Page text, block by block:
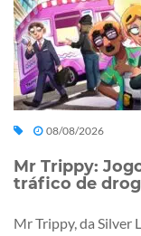
08/08/2026
Mr Trippy:
tráfico de
Mr Trippy, da Silver